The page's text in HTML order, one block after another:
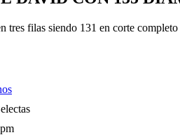
tres filas siendo 131 en corte